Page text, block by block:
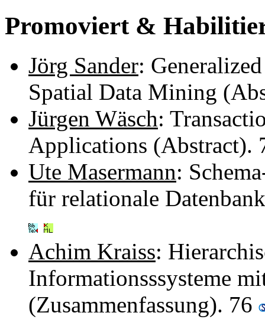
Promoviert &
Jörg Sander:
Spatial Data Mining
Jürgen Wäsch:
Applications (Abstract).
Ute Masermann:
für relationale
Achim Kraiss:
Informationsssysteme
(Zusammenfassung). 76